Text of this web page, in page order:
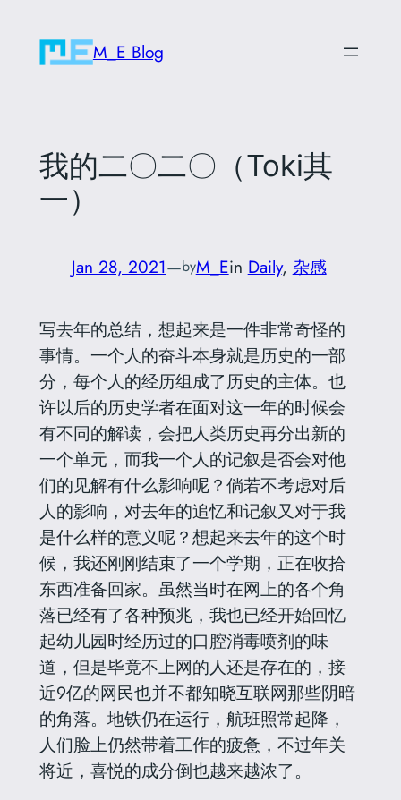
content
M_E Blog
我的二〇二〇（Toki其
一）
Jan 28, 2021—byM_Ein Daily, 杂感
写去年的总结，想起来是一件非常奇怪的
事情。一个人的奋斗本身就是历史的一部
分，每个人的经历组成了历史的主体。也
许以后的历史学者在面对这一年的时候会
有不同的解读，会把人类历史再分出新的
一个单元，而我一个人的记叙是否会对他
们的见解有什么影响呢？倘若不考虑对后
人的影响，对去年的追忆和记叙又对于我
是什么样的意义呢？想起来去年的这个时
候，我还刚刚结束了一个学期，正在收拾
东西准备回家。虽然当时在网上的各个角
落已经有了各种预兆，我也已经开始回忆
起幼儿园时经历过的口腔消毒喷剂的味
道，但是毕竟不上网的人还是存在的，接
近9亿的网民也并不都知晓互联网那些阴暗
的角落。地铁仍在运行，航班照常起降，
人们脸上仍然带着工作的疲惫，不过年关
将近，喜悦的成分倒也越来越浓了。